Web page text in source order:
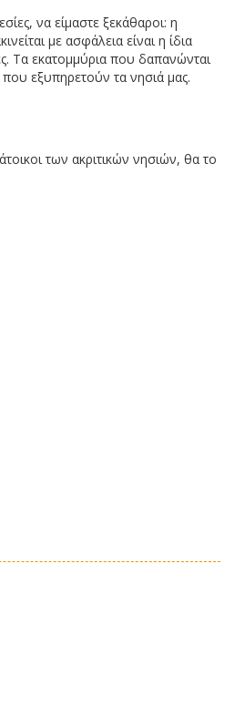
να είμαστε ξεκάθαροι: η
με ασφάλεια είναι η ίδια
Τα εκατομμύρια που δαπανώνται
εξυπηρετούν τα νησιά μας.
των ακριτικών νησιών, θα το